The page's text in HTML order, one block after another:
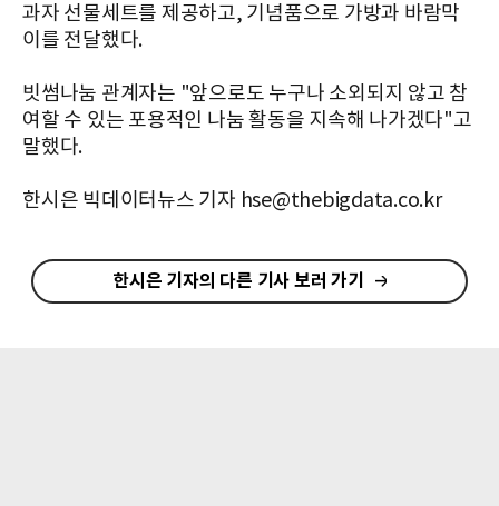
과자 선물세트를 제공하고, 기념품으로 가방과 바람막
이를 전달했다.
빗썸나눔 관계자는 "앞으로도 누구나 소외되지 않고 참
여할 수 있는 포용적인 나눔 활동을 지속해 나가겠다"고
말했다.
한시은 빅데이터뉴스 기자 hse@thebigdata.co.kr
한시은 기자의 다른 기사 보러 가기